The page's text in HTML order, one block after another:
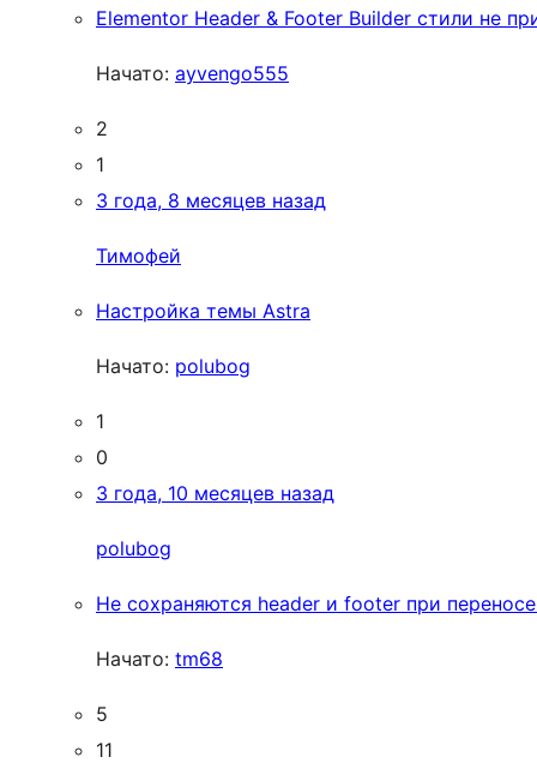
Elementor Header & Footer Builder стили не
Начато: ayvengo555
2
1
3 года, 8 месяцев назад
Тимофей
Настройка темы Astra
Начато: polubog
1
0
3 года, 10 месяцев назад
polubog
Не сохраняются header и footer при
Начато: tm68
5
11